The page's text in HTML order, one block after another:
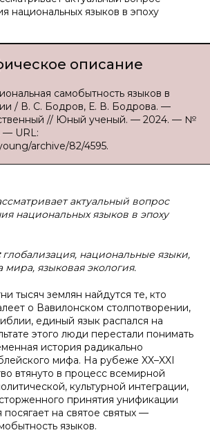
национальных языков в эпоху
описание
самобытность языков в
/ В. С. Бодров, Е. В. Бодрова. —
// Юный ученый. — 2024. — №
— URL:
archive/82/4595.
актуальный вопрос
национальных языков в эпоху
глобализация, национальные языки,
мира, языковая экология.
тысяч землян найдутся те, кто
о Вавилонском столпотворении,
единый язык распался на
этого люди перестали понимать
история радикально
мифа. На рубеже XX–XXI
втянуто в процесс всемирной
культурной интеграции,
принятия унификации
посягает на святое святых —
языков.